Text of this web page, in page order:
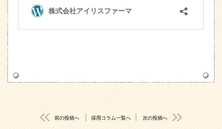
前の投稿へ 採用コラム一覧へ 次の投稿へ